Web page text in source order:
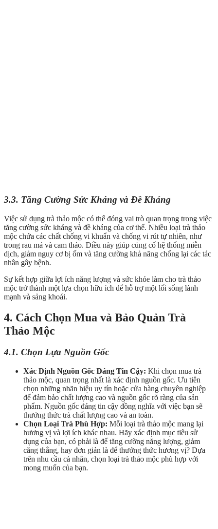
3.3. Tăng Cường Sức Kháng và Đề Kháng
Việc sử dụng trà thảo mộc có thể đóng vai trò quan trọng trong việc
tăng cường sức kháng và đề kháng của cơ thể. Nhiều loại trà thảo
mộc chứa các chất chống vi khuẩn và chống vi rút tự nhiên, như
trong rau má và cam thảo. Điều này giúp củng cố hệ thống miễn
dịch, giảm nguy cơ bị ốm và tăng cường khả năng chống lại các tác
nhân gây bệnh.
Sự kết hợp giữa lợi ích năng lượng và sức khỏe làm cho trà thảo
mộc trở thành một lựa chọn hữu ích để hỗ trợ một lối sống lành
mạnh và sảng khoái.
4. Cách Chọn Mua và Bảo Quản Trà
Thảo Mộc
4.1. Chọn Lựa Nguồn Gốc
Xác Định Nguồn Gốc Đáng Tin Cậy: Khi chọn mua trà
thảo mộc, quan trọng nhất là xác định nguồn gốc. Ưu tiên
chọn những nhãn hiệu uy tín hoặc cửa hàng chuyên nghiệp
để đảm bảo chất lượng cao và nguồn gốc rõ ràng của sản
phẩm. Nguồn gốc đáng tin cậy đồng nghĩa với việc bạn sẽ
thưởng thức trà chất lượng cao và an toàn.
Chọn Loại Trà Phù Hợp: Mỗi loại trà thảo mộc mang lại
hương vị và lợi ích khác nhau. Hãy xác định mục tiêu sử
dụng của bạn, có phải là để tăng cường năng lượng, giảm
căng thẳng, hay đơn giản là để thưởng thức hương vị? Dựa
trên nhu cầu cá nhân, chọn loại trà thảo mộc phù hợp với
mong muốn của bạn.